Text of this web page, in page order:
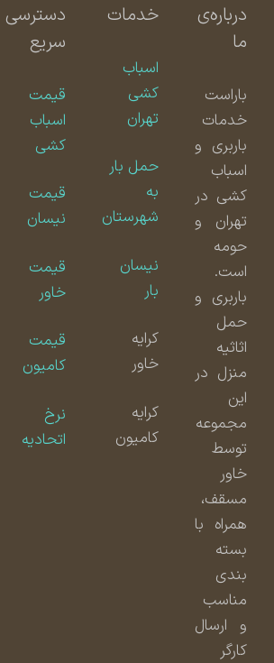
درباره‌ی
باراست
خدمات
باربری و
اسباب
کشی در
تهران و
حومه
است.
باربری و
حمل
اثاثیه
منزل در
مجموعه
توسط
مسقف،
همراه با
بسته
بندی
مناسب
و ارسال
خدمات
اسباب
کشی
تهران
حمل بار
شهرستان
نیسان
کامیون
دسترسی
سریع
قیمت
اسباب
کشی
قیمت
نیسان
قیمت
قیمت
کامیون
اتحادیه